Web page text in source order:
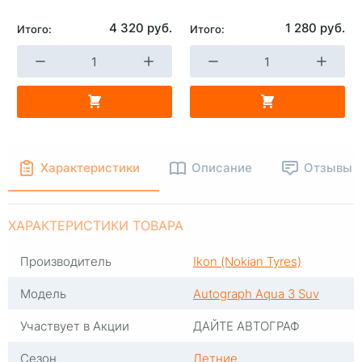
Итого: 4 320 руб. Итого: 1 280 руб.
-
Характеристики Описание Отзывы
ХАРАКТЕРИСТИКИ ТОВАРА
Производитель
Ikon (Nokian Tyres)
Модель
Autograph Aqua 3 Suv
Участвует в Акции
ДАЙТЕ АВТОГРАФ
Сезон
Летние